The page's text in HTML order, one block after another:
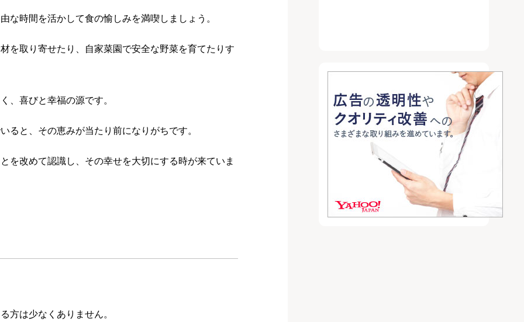
な時間を活かして食の愉しみを満喫しましょう。
を取り寄せたり、自家菜園で安全な野菜を育てたりす
、喜びと幸福の源です。
ると、その恵みが当たり前になりがちです。
を改めて認識し、その幸せを大切にする時が来ていま
方は少なくありません。